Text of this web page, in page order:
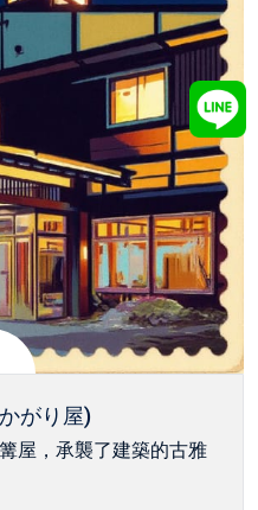
がり屋)
屋，承襲了建築的古雅